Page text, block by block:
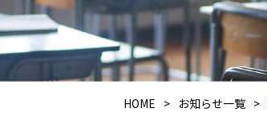
HOME > お知らせ一覧 >